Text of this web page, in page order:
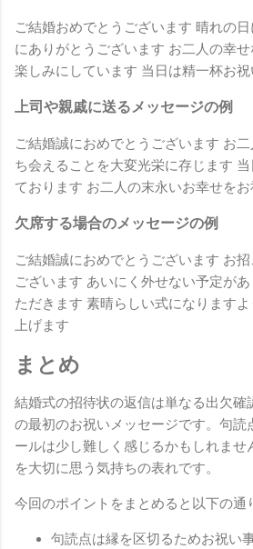
ご結婚おめでとうございます 晴れの
にありがとうございます お二人の幸
楽しみにしています 当日は精一杯お
上司や親戚に送るメッセージの例
ご結婚誠におめでとうございます お
ち会えることを大変光栄に存じます
ております お二人の末永いお幸せを
欠席する場合のメッセージの例
ご結婚誠におめでとうございます お
ございます あいにく外せない予定が
ただきます 素晴らしい式になります
上げます
まとめ
結婚式の招待状の返信は単なる出欠確
の最初のお祝いメッセージです。句読
ールは少し難しく感じるかもしれませ
を大切に思う気持ちの表れです。
今回のポイントをまとめると以下の通
句読点は縁を区切るためお祝い